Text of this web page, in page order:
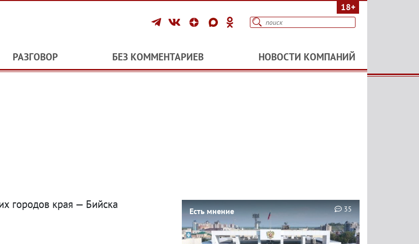
18+
РАЗГОВОР БЕЗ КОММЕНТАРИЕВ НОВОСТИ КОМПАНИЙ
городов края — Бийска
Есть мнение 35